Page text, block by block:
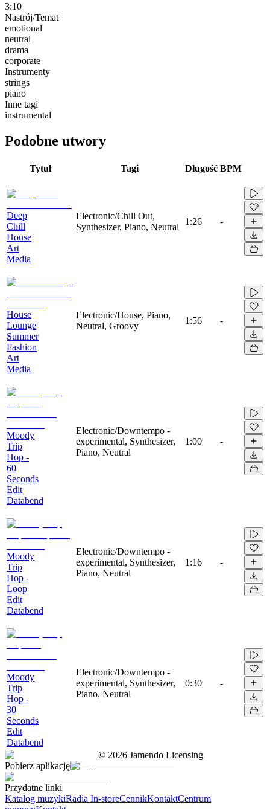
3:10
Nastrój/Temat
emotional
neutral
drama
corporate
Instrumenty
strings
piano
Inne tagi
instrumental
Podobne utwory
Tytuł Tagi Długość BPM
Deep
Chill
House
Art
Media
Electronic/Chill Out,
Synthesizer, Piano, Neutral
1:26 -
House
Lounge
Summer
Fashion
Art
Media
Electronic/House, Piano,
Neutral, Groovy
1:56 -
Moody
Trip
Hop -
60
Seconds
Edit
Databend
Electronic/Downtempo -
experimental, Synthesizer,
Piano, Neutral
1:00 -
Moody
Trip
Hop -
Loop
Edit
Databend
Electronic/Downtempo -
experimental, Synthesizer,
Piano, Neutral
1:16 -
Moody
Trip
Hop -
30
Seconds
Edit
Databend
Electronic/Downtempo -
experimental, Synthesizer,
Piano, Neutral
0:30 -
© 2026 Jamendo Licensing
Pobierz aplikację
Przydatne linki
Katalog muzykiRadia In-storeCennikKontaktCentrum